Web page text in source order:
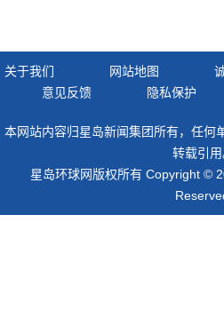
关于我们 网站地图
意见反馈
隐私保护
本网站内容归星岛新闻集团所有，任何
转载引用
星岛环球网版权所有 Copyright ©